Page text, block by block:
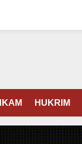
HUKRIM